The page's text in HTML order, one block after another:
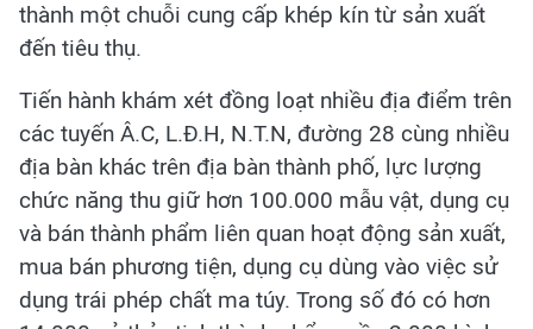
thành một chuỗi cung cấp khép kín từ sản xuất
đến tiêu thụ.
Tiến hành khám xét đồng loạt nhiều địa điểm trên
các tuyến Â.C, L.Đ.H, N.T.N, đường 28 cùng nhiều
địa bàn khác trên địa bàn thành phố, lực lượng
chức năng thu giữ hơn 100.000 mẫu vật, dụng cụ
và bán thành phẩm liên quan hoạt động sản xuất,
mua bán phương tiện, dụng cụ dùng vào việc sử
dụng trái phép chất ma túy. Trong số đó có hơn